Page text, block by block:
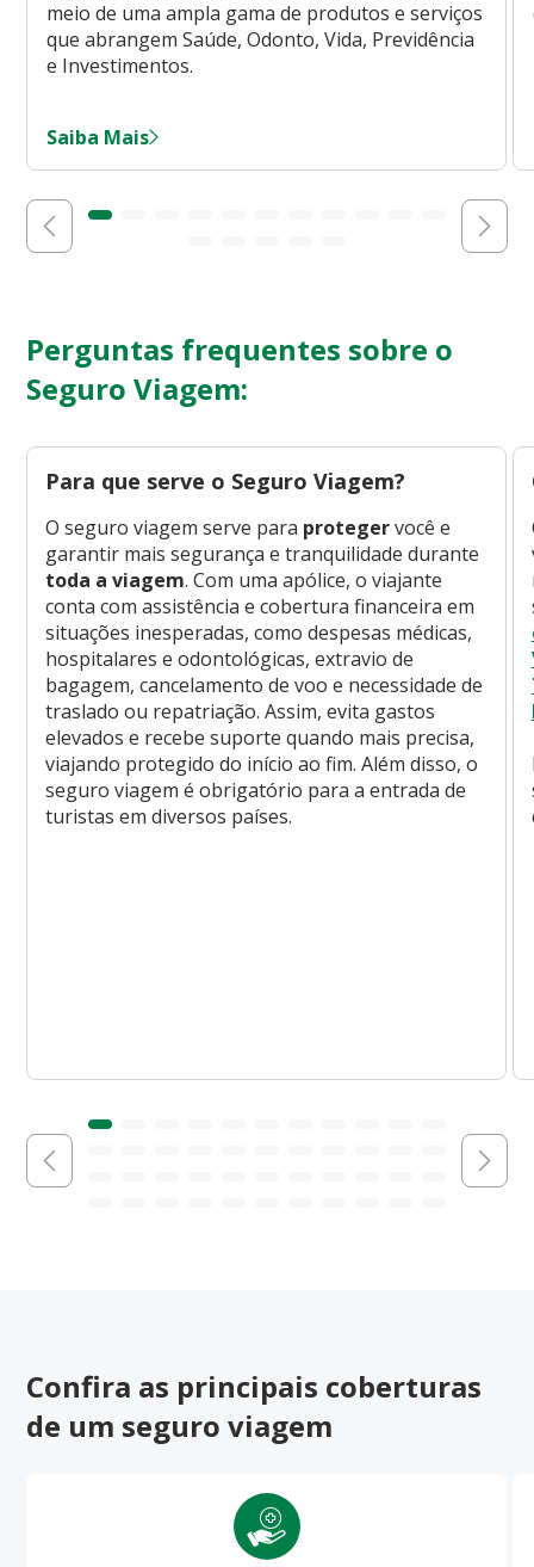
meio de uma ampla gama de produtos e serviços
que abrangem Saúde, Odonto, Vida, Previdência
e Investimentos.
Saiba Mais
Perguntas frequentes sobre o
Seguro Viagem:
Para que serve o Seguro Viagem?
O seguro viagem serve para protegervocê e
garantir mais segurança e tranquilidade durante
toda a viagem. Com uma apólice, o viajante
conta com assistência e cobertura financeira em
situações inesperadas, como despesas médicas,
hospitalares e odontológicas, extravio de
bagagem, cancelamento de voo e necessidade de
traslado ou repatriação. Assim, evita gastos
elevados e recebe suporte quando mais precisa,
viajando protegido do início ao fim. Além disso, o
seguro viagem é obrigatório para a entrada de
turistas em diversos países.
Confira as principais coberturas
de um seguro viagem